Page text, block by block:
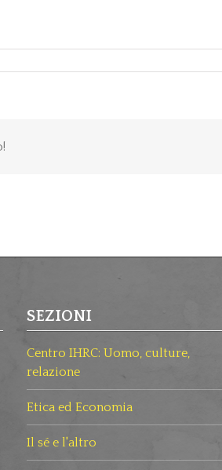
SEZIONI
Centro IHRC: Uomo, culture,
relazione
Etica ed Economia
Il sé e l'altro